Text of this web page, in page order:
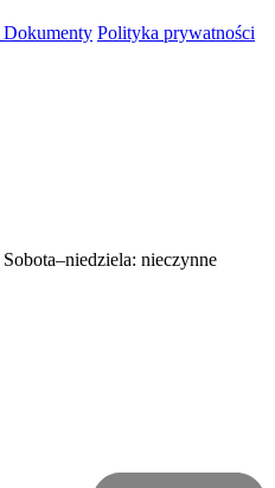
Dokumenty Polityka prywatności
Sobota–niedziela: nieczynne